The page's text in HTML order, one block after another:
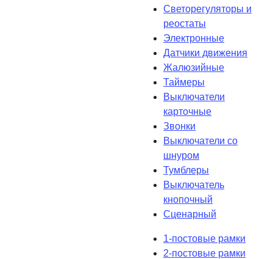
Светорегуляторы и
реостаты
Электронные
Датчики движения
Жалюзийные
Таймеры
Выключатели
карточные
Звонки
Выключатели со
шнуром
Тумблеры
Выключатель
кнопочный
Сценарный
1-постовые рамки
2-постовые рамки